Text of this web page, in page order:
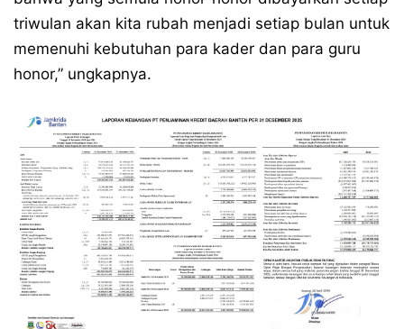
triwulan akan kita rubah menjadi setiap bulan untuk
memenuhi kebutuhan para kader dan para guru
honor,” ungkapnya.